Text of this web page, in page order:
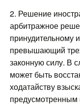
2. Решение
арбитражное
принудительному
превышающий
законную силу. В
может быть
ходатайству
предусмотренным